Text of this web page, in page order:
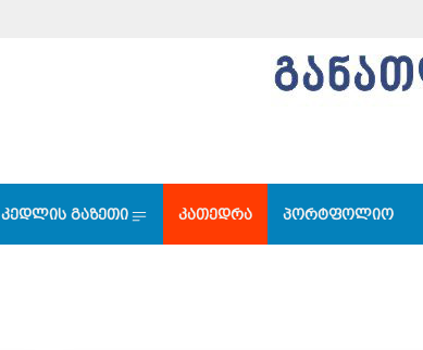
კედლის გაზეთი კათედრა პორტფოლიო